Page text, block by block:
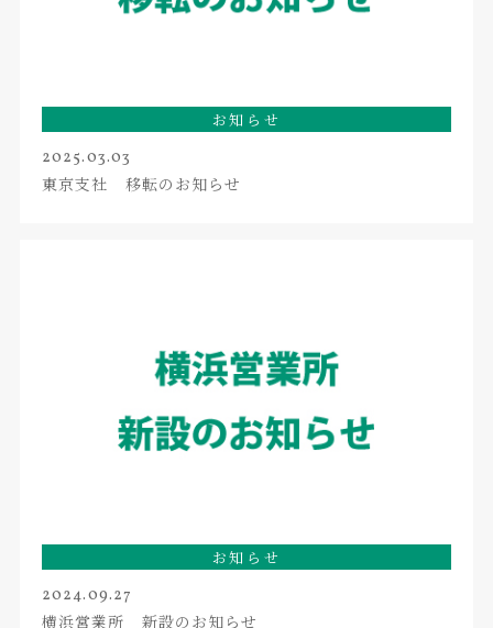
お知らせ
2025.03.03
東京支社 移転のお知らせ
お知らせ
2024.09.27
横浜営業所 新設のお知らせ